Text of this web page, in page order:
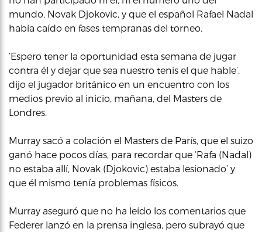
mundo, Novak Djokovic, y que el español Rafael Nadal
había caído en fases tempranas del torneo.
‘Espero tener la oportunidad esta semana de jugar
contra él y dejar que sea nuestro tenis el que hable’,
dijo el jugador británico en un encuentro con los
medios previo al inicio, mañana, del Masters de
Londres.
Murray sacó a colación el Masters de París, que el suizo
ganó hace pocos días, para recordar que ‘Rafa (Nadal)
no estaba allí, Novak (Djokovic) estaba lesionado’ y
que él mismo tenía problemas físicos.
Murray aseguró que no ha leído los comentarios que
Federer lanzó en la prensa inglesa, pero subrayó que